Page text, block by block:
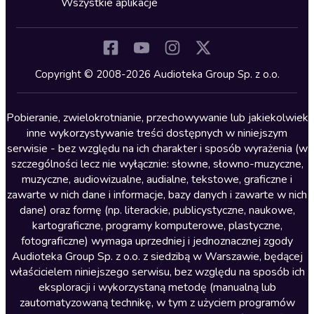
Kryminały
Lektury szkolne
Literatura anglojęzyczna
Literatura faktu
Literatura obyczajowa
Literatura piękna obca
Literatura piękna polska
Nagrania relaksacyjne
Nauka języków
Nauki humanistyczne
Podcasty i audycje
Copyright © 2008-2026 Audioteka Group Sp. z o.o.
Pobieranie, zwielokrotnianie, przechowywanie lub jakiekolwiek
inne wykorzystywanie treści dostępnych w niniejszym
serwisie - bez względu na ich charakter i sposób wyrażenia (w
szczególności lecz nie wyłącznie: słowne, słowno-muzyczne,
muzyczne, audiowizualne, audialne, tekstowe, graficzne i
zawarte w nich dane i informacje, bazy danych i zawarte w nich
dane) oraz formę (np. literackie, publicystyczne, naukowe,
kartograficzne, programy komputerowe, plastyczne,
fotograficzne) wymaga uprzedniej i jednoznacznej zgody
Audioteka Group Sp. z o.o. z siedzibą w Warszawie, będącej
właścicielem niniejszego serwisu, bez względu na sposób ich
eksploracji i wykorzystaną metodę (manualną lub
zautomatyzowaną technikę, w tym z użyciem programów